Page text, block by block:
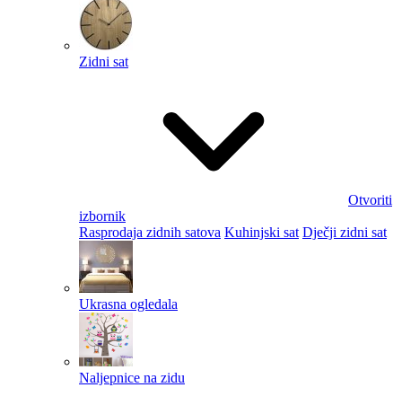
Zidni sat
Otvoriti
izbornik
Rasprodaja zidnih satova Kuhinjski sat Dječji zidni sat
Ukrasna ogledala
Naljepnice na zidu